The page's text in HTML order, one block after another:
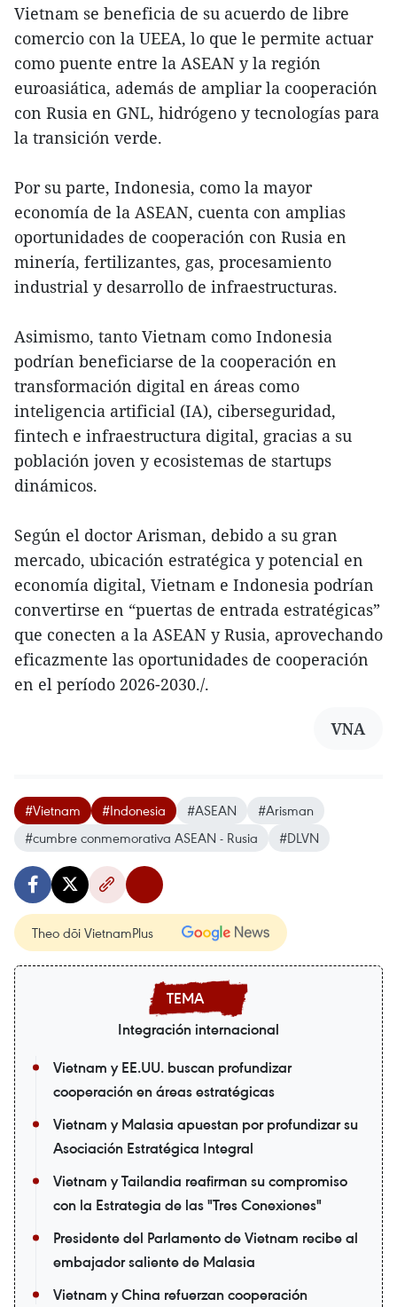
Vietnam se beneficia de su acuerdo de libre
comercio con la UEEA, lo que le permite actuar
como puente entre la ASEAN y la región
euroasiática, además de ampliar la cooperación
con Rusia en GNL, hidrógeno y tecnologías para
la transición verde.
Por su parte, Indonesia, como la mayor
economía de la ASEAN, cuenta con amplias
oportunidades de cooperación con Rusia en
minería, fertilizantes, gas, procesamiento
industrial y desarrollo de infraestructuras.
Asimismo, tanto Vietnam como Indonesia
podrían beneficiarse de la cooperación en
transformación digital en áreas como
inteligencia artificial (IA), ciberseguridad,
fintech e infraestructura digital, gracias a su
población joven y ecosistemas de startups
dinámicos.
Según el doctor Arisman, debido a su gran
mercado, ubicación estratégica y potencial en
economía digital, Vietnam e Indonesia podrían
convertirse en “puertas de entrada estratégicas”
que conecten a la ASEAN y Rusia, aprovechando
eficazmente las oportunidades de cooperación
en el período 2026-2030./.
VNA
#Vietnam #Indonesia #ASEAN
#Arisman
#cumbre conmemorativa ASEAN - Rusia
#DLVN
Theo dõi VietnamPlus
Integración internacional
Vietnam y EE.UU. buscan profundizar
cooperación en áreas estratégicas
Vietnam y Malasia apuestan por profundizar su
Asociación Estratégica Integral
Vietnam y Tailandia reafirman su compromiso
con la Estrategia de las "Tres Conexiones"
Presidente del Parlamento de Vietnam recibe al
embajador saliente de Malasia
Vietnam y China refuerzan cooperación